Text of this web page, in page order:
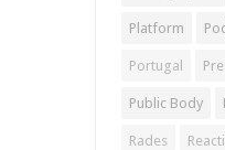
Platform
Portugal
Public Body
Rades